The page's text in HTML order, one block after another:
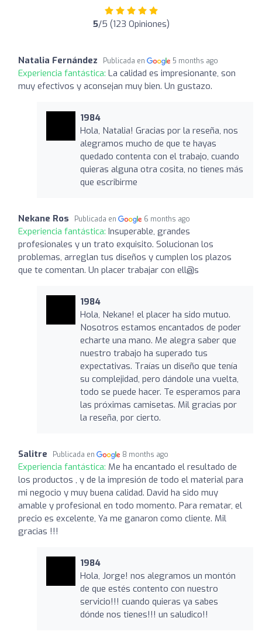
5/5 (123 Opiniones)
Natalia Fernández Publicada en 5 months ago
Experiencia fantástica: La calidad es impresionante, son
muy efectivos y aconsejan muy bien. Un gustazo.
1984
Hola, Natalia! Gracias por la reseña, nos
alegramos mucho de que te hayas
quedado contenta con el trabajo, cuando
quieras alguna otra cosita, no tienes más
que escribirme
Nekane Ros Publicada en 6 months ago
Experiencia fantástica: Insuperable, grandes
profesionales y un trato exquisito. Solucionan los
problemas, arreglan tus diseños y cumplen los plazos
que te comentan. Un placer trabajar con ell@s
1984
Hola, Nekane! el placer ha sido mutuo.
Nosotros estamos encantados de poder
echarte una mano. Me alegra saber que
nuestro trabajo ha superado tus
expectativas. Traías un diseño que tenía
su complejidad, pero dándole una vuelta,
todo se puede hacer. Te esperamos para
las próximas camisetas. Mil gracias por
la reseña, por cierto.
Salitre Publicada en 8 months ago
Experiencia fantástica: Me ha encantado el resultado de
los productos , y de la impresión de todo el material para
mi negocio y muy buena calidad. David ha sido muy
amable y profesional en todo momento. Para rematar, el
precio es excelente, Ya me ganaron como cliente. Mil
gracias !!!
1984
Hola, Jorge! nos alegramos un montón
de que estés contento con nuestro
servicio!!! cuando quieras ya sabes
dónde nos tienes!!! un saludico!!